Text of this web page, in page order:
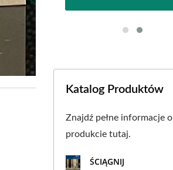
Katalog Produktów
Znajdź pełne informacje o
produkcie tutaj.
ŚCIĄGNIJ